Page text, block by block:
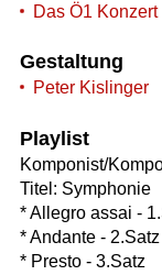
Das Ö1 Konzert
Gestaltung
Peter Kislinger
Playlist
Komponist/
Titel: Symphonie
* Allegro assai -
* Andante - 2.Satz
* Presto - 3.Satz